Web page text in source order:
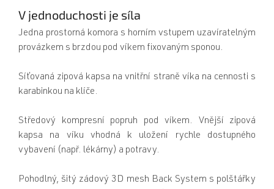
V jednoduchosti je síla
Jedna prostorná komora s horním vstupem uzavíratelným
provázkem s brzdou pod víkem fixovaným sponou.
Síťovaná zipová kapsa na vnitřní straně víka na cennosti s
karabinkou na klíče.
Středový kompresní popruh pod víkem. Vnější zipová
kapsa na víku vhodná k uložení rychle dostupného
vybavení (např. lékárny) a potravy.
Pohodlný, šitý zádový 3D mesh Back System s polštářky